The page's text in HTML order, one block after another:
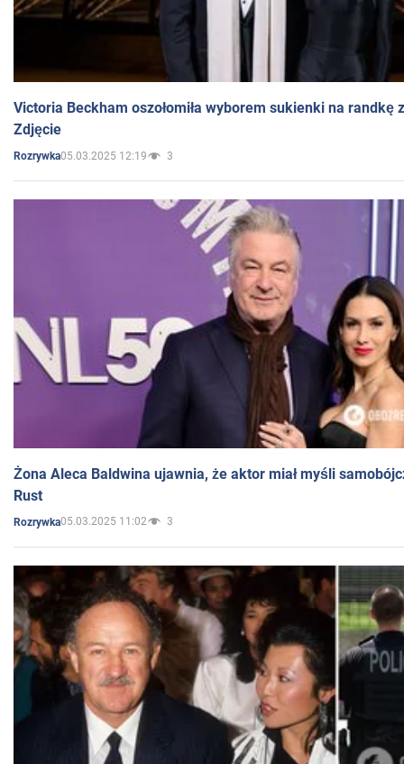
Victoria Beckham oszołomiła wyborem sukienki na randkę
Zdjęcie
Rozrywka05.03.2025 12:19 3
Żona Aleca Baldwina ujawnia, że aktor miał myśli
Rust
Rozrywka05.03.2025 11:02 3